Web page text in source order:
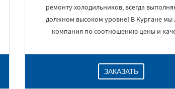
ремонту холодильников, всегда
должном высоком уровне! В Кургане мы
компания по соотношению цены и
ЗАКАЗАТЬ